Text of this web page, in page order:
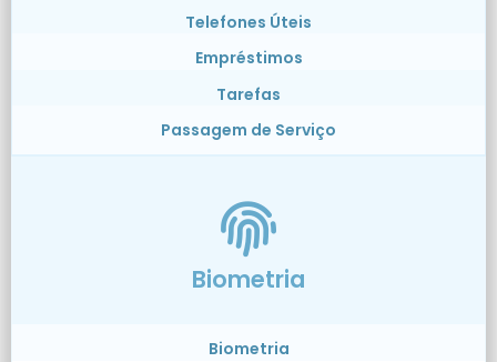
Telefones Úteis
Empréstimos
Tarefas
Passagem de Serviço
Biometria
Biometria